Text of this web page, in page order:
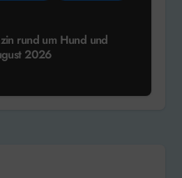
rund um Hund und
2026